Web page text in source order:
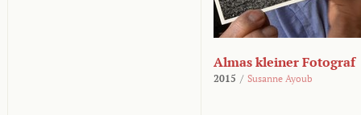
Almas kleiner Fotograf
2015 / Susanne Ayoub